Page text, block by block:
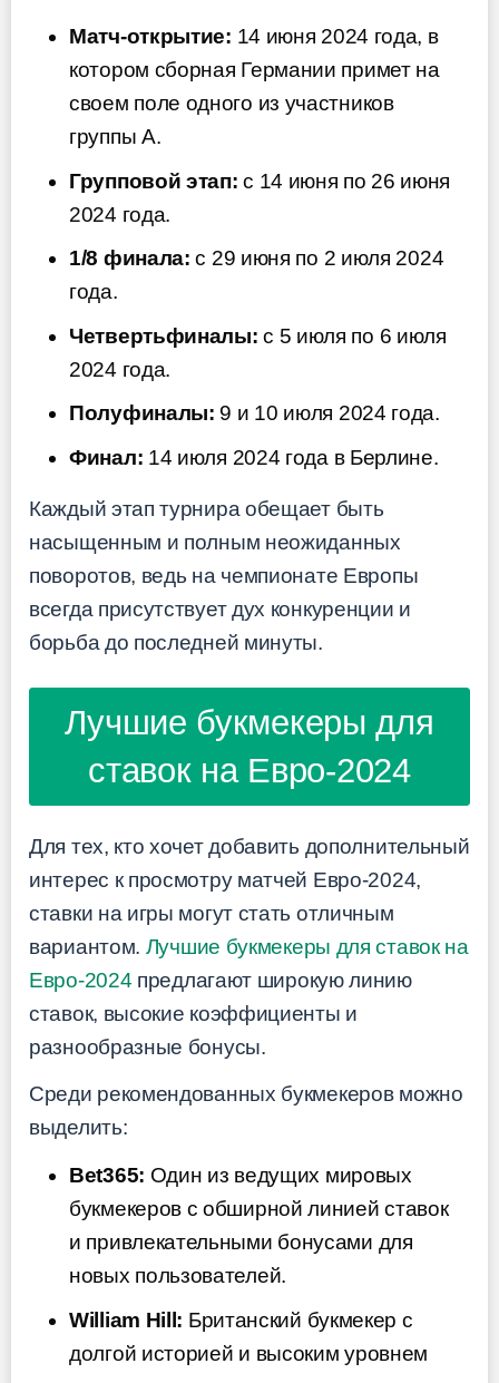
Матч-открытие: 14 июня 2024 года, в
котором сборная Германии примет на
своем поле одного из участников
группы A.
Групповой этап: с 14 июня по 26 июня
2024 года.
1/8 финала: с 29 июня по 2 июля 2024
года.
Четвертьфиналы: с 5 июля по 6 июля
2024 года.
Полуфиналы: 9 и 10 июля 2024 года.
Финал: 14 июля 2024 года в Берлине.
Каждый этап турнира обещает быть
насыщенным и полным неожиданных
поворотов, ведь на чемпионате Европы
всегда присутствует дух конкуренции и
борьба до последней минуты.
Лучшие букмекеры для
ставок на Евро-2024
Для тех, кто хочет добавить дополнительный
интерес к просмотру матчей Евро-2024,
ставки на игры могут стать отличным
вариантом. Лучшие букмекеры для ставок на
Евро-2024 предлагают широкую линию
ставок, высокие коэффициенты и
разнообразные бонусы.
Среди рекомендованных букмекеров можно
выделить:
Bet365: Один из ведущих мировых
букмекеров с обширной линией ставок
и привлекательными бонусами для
новых пользователей.
William Hill: Британский букмекер с
долгой историей и высоким уровнем